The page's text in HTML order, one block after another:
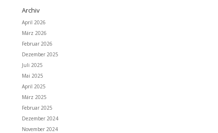
Archiv
April 2026
März 2026
Februar 2026
Dezember 2025
Juli 2025
Mai 2025
April 2025
März 2025
Februar 2025
Dezember 2024
November 2024